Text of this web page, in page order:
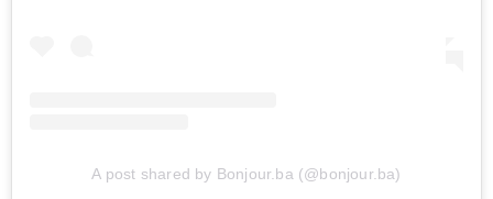
A post shared by Bonjour.ba (@bonjour.ba)